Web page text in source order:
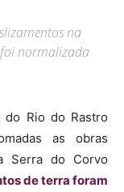
na
normalizada
Rio do Rastro
as obras
Serra do Corvo
de terra foram